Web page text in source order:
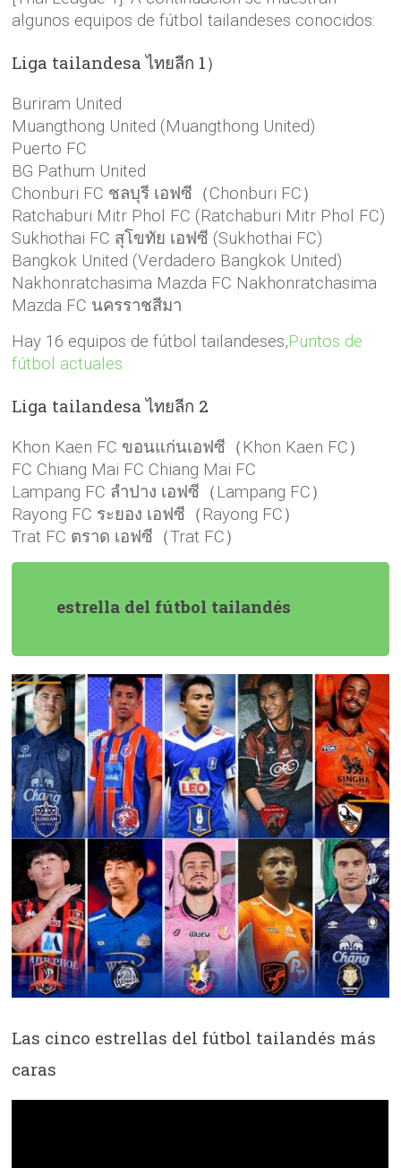
algunos equipos de fútbol tailandeses conocidos:
Liga tailandesaไทยลีก 1）
Buriram United
Muangthong United (Muangthong United)
Puerto FC
BG Pathum United
Chonburi FC ชลบุรี เอฟซี（Chonburi FC）
Ratchaburi Mitr Phol FC (Ratchaburi Mitr Phol FC)
Sukhothai FC สุโขทัย เอฟซี (Sukhothai FC)
Bangkok United (Verdadero Bangkok United)
Nakhonratchasima Mazda FC Nakhonratchasima
Mazda FC นครราชสีมา
Hay 16 equipos de fútbol tailandeses,Puntos de
fútbol actuales
Liga tailandesa ไทยลีก 2
Khon Kaen FC ขอนแก่นเอฟซี（Khon Kaen FC）
FC Chiang Mai FC Chiang Mai FC
Lampang FC ลำปาง เอฟซี（Lampang FC）
Rayong FC ระยอง เอฟซี（Rayong FC）
Trat FC ตราด เอฟซี（Trat FC）
estrella del fútbol tailandés
Las cinco estrellas del fútbol tailandés más
caras